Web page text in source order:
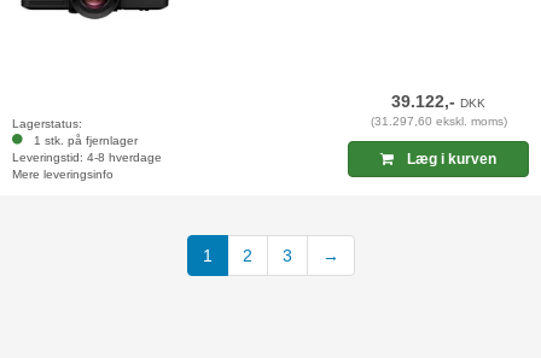
Lagerstatus:
1 stk. på fjernlager
Leveringstid: 4-8 hverdage
Mere leveringsinfo
39.122,-DKK
(31.297,60 ekskl. moms)
Læg i kurven
1 (current)
2 3 →